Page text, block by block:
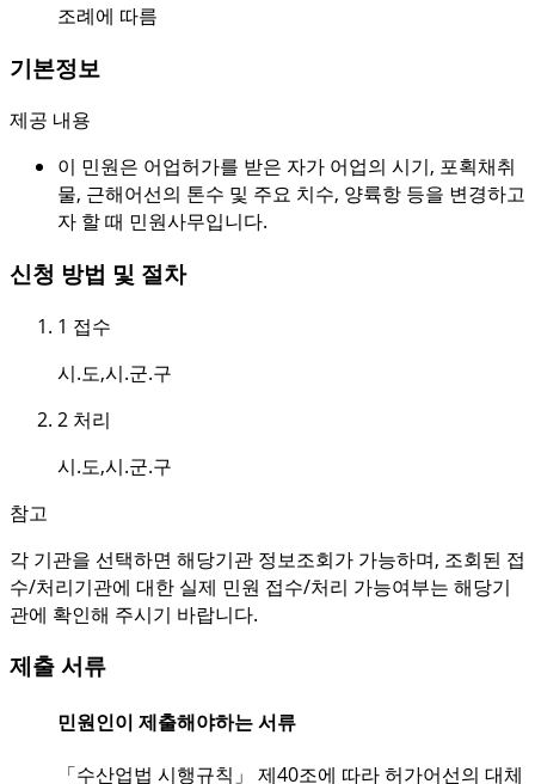
조례에 따름
기본정보
제공 내용
이 민원은 어업허가를 받은 자가 어업의 시기, 포획채취
물, 근해어선의 톤수 및 주요 치수, 양륙항 등을 변경하고
자 할 때 민원사무입니다.
신청 방법 및 절차
1 접수
시.도,시.군.구
2 처리
시.도,시.군.구
참고
각 기관을 선택하면 해당기관 정보조회가 가능하며, 조회된 접
수/처리기관에 대한 실제 민원 접수/처리 가능여부는 해당기
관에 확인해 주시기 바랍니다.
제출 서류
민원인이 제출해야하는 서류
「수산업법 시행규칙」 제40조에 따라 허가어선의 대체